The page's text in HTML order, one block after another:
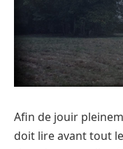
Afin de jouir
doit lire avant tout